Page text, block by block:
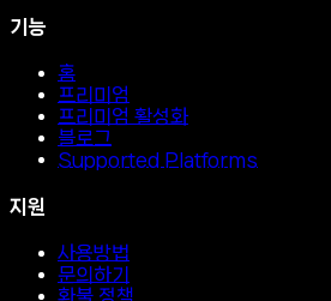
기능
홈
프리미엄
프리미엄 활성화
블로그
Supported Platforms
지원
사용방법
문의하기
환불 정책